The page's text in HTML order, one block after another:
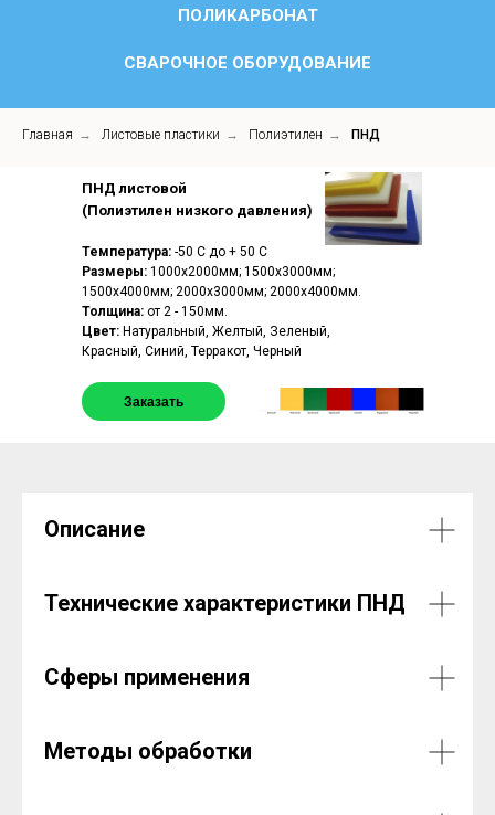
ПОЛИКАРБОНАТ
СВАРОЧНОЕ ОБОРУДОВАНИЕ
Главная → Листовые пластики → Полиэтилен → ПНД
ПНД листовой
(Полиэтилен низкого давления)
Температура: -50 С до + 50 С
Размеры: 1000х2000мм; 1500х3000мм;
1500х4000мм; 2000х3000мм; 2000х4000мм.
Толщина: от 2 - 150мм.
Цвет: Натуральный, Желтый, Зеленый,
Красный, Синий, Терракот, Черный
Заказать
Описание
Технические характеристики ПНД
Сферы применения
Методы обработки